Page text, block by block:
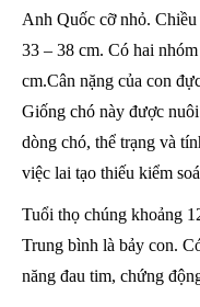
Anh Quốc cỡ nhỏ.
33 – 38 cm. Có hai
cm.Cân nặng của con
Giống chó này được
dòng chó, thể trạng và
việc lai tạo thiếu kiểm
Tuổi thọ chúng khoảng
Trung bình là bảy con.
năng đau tim, chứng